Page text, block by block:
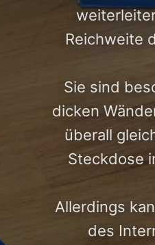
Reichweite
Sie sind
dicken
überall
Steckdose
Allerdings
des